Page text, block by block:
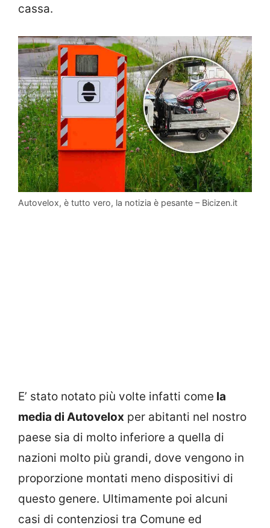
cassa.
Autovelox, è tutto vero, la notizia è pesante – Bicizen.it
E’ stato notato più volte infatti come la
media di Autovelox per abitanti nel nostro
paese sia di molto inferiore a quella di
nazioni molto più grandi, dove vengono in
proporzione montati meno dispositivi di
questo genere. Ultimamente poi alcuni
casi di contenziosi tra Comune ed